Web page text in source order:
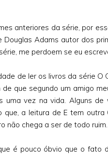
anteriores da série, por
Douglas Adams autor dos
me perdoem se eu
de ler os livros da série O
de que segundo um amigo
uma vez na vida. Alguns
que, a leitura de E tem
não chega a ser de todo ruim.
é pouco óbvio que o fato